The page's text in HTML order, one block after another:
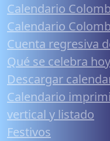
Calendario
Calendario
Cuenta regresiva
Qué se celebra
Descargar
Calendario
vertical y listado
Festivos